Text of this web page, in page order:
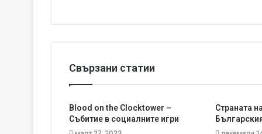
Свързани статии
Blood on the Clocktower –
Събитие в социалните игри
Страната